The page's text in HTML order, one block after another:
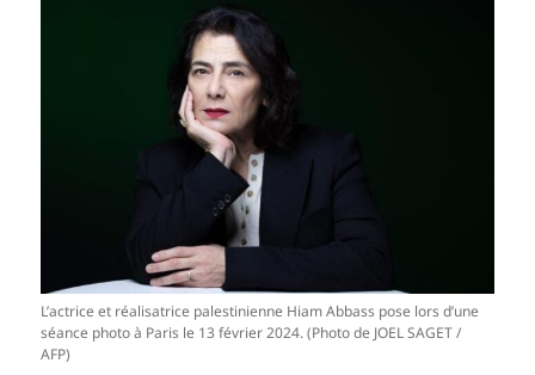
L’actrice et réalisatrice palestinienne Hiam Abbass pose lors d’une
séance photo à Paris le 13 février 2024. (Photo de JOEL SAGET /
AFP)